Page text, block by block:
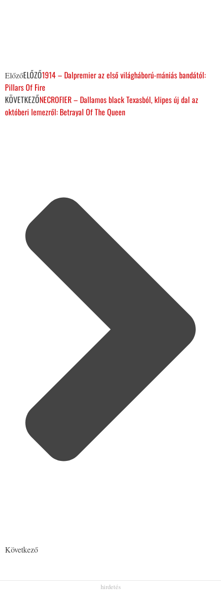
ElőzőELŐZŐ1914 – Dalpremier az első világháború-mániás bandától:
Pillars Of Fire
KÖVETKEZŐNECROFIER – Dallamos black Texasból, klipes új dal az
októberi lemezről: Betrayal Of The Queen
Következő